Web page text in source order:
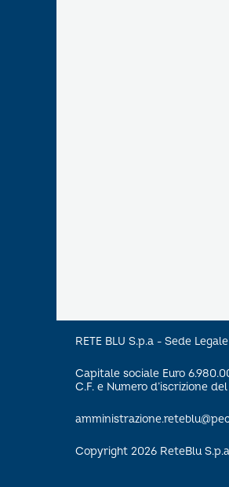
RETE BLU S.p.a - Sede
Capitale sociale Euro
C.F. e Numero d’iscrizione
Copyright 2026 ReteBlu